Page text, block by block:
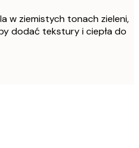
206 zł
w ziemistych tonach zieleni,
dodać tekstury i ciepła do